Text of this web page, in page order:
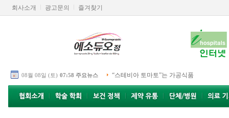
회사소개 광고문의 즐겨찾기
08월 08일 (토) 07:58 주요뉴스 “스테비아 토마토”는 가공식품